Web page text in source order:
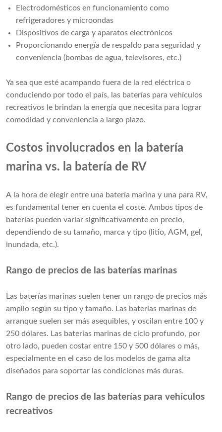
Electrodomésticos en funcionamiento como
refrigeradores y microondas
Dispositivos de carga y aparatos electrónicos
Proporcionando energía de respaldo para seguridad y
conveniencia (bombas de agua, televisores, etc.)
Ya sea que esté acampando fuera de la red eléctrica o
conduciendo por todo el país, las baterías para vehículos
recreativos le brindan la energía que necesita para lograr
comodidad y conveniencia a largo plazo.
Costos involucrados en la batería
marina vs. la batería de RV
A la hora de elegir entre una batería marina y una para RV,
es fundamental tener en cuenta el coste. Ambos tipos de
baterías pueden variar significativamente en precio,
dependiendo de su tamaño, marca y tipo (litio, AGM, gel,
inundada, etc.).
Rango de precios de las baterías marinas
Las baterías marinas suelen tener un rango de precios más
amplio según su tipo y tamaño. Las baterías marinas de
arranque suelen ser más asequibles, y oscilan entre 100 y
250 dólares. Las baterías marinas de ciclo profundo, por
otro lado, pueden costar entre 150 y 500 dólares o más,
especialmente en el caso de los modelos de gama alta
diseñados para soportar las condiciones más duras.
Rango de precios de las baterías para vehículos
recreativos